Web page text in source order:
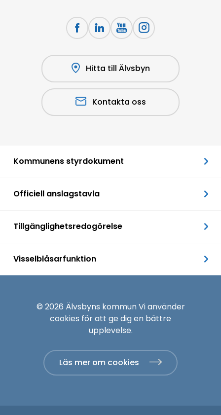
Hitta till Älvsbyn
Kontakta oss
Kommunens styrdokument
Officiell anslagstavla
Tillgänglighetsredogörelse
Visselblåsarfunktion
© 2026 Älvsbyns kommun Vi använder
cookies för att ge dig en bättre
upplevelse.
Läs mer om cookies